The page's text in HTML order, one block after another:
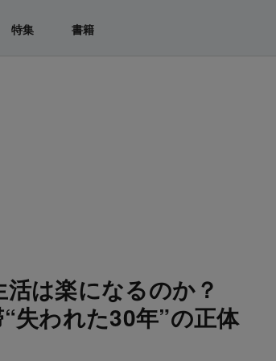
特集 書籍
は楽になるのか？
失われた30年”の正体